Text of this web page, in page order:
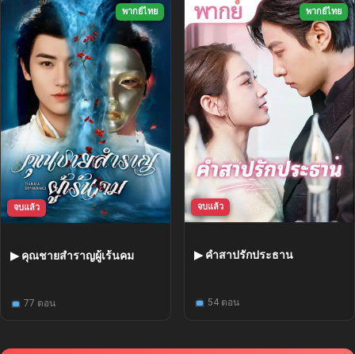
พากย์ไทย
จบแล้ว
▶ คุณชายสำราญผู้เร้นคม
77 ตอน
พากย์ไทย
จบแล้ว
▶ คำสาปรักประธาน
54 ตอน